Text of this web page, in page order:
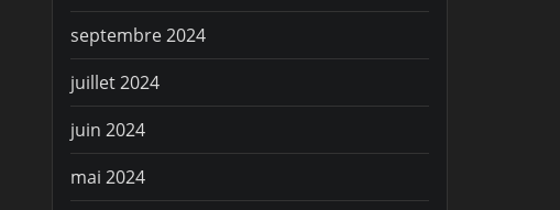
septembre 2024
juillet 2024
juin 2024
mai 2024